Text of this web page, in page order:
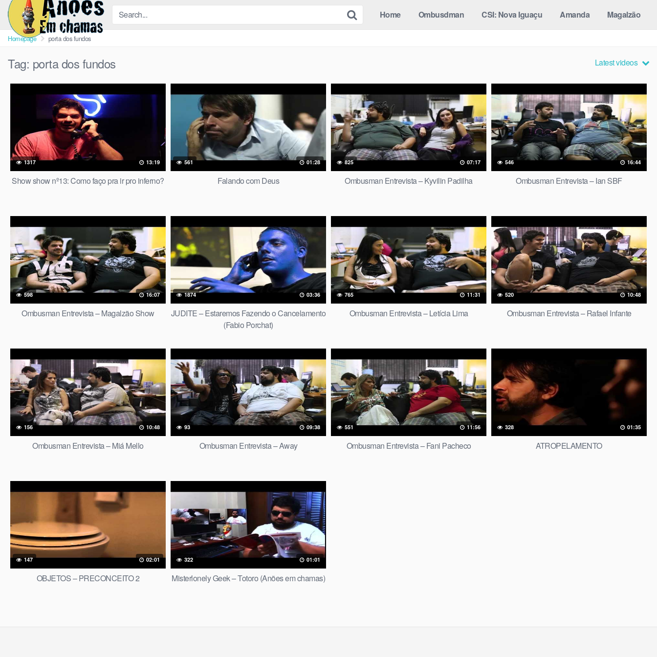
Skip
content
Home Ombusdman CSI: Nova Iguaçu Amanda Magalzão
Homepage porta dos fundos
Tag: porta dos fundos Latest videos
1317 13:19
Show show nº13: Como faço pra ir pro inferno?
561 01:28
Falando com Deus
825 07:17
Ombusman Entrevista – Kyvilin Padilha
546 16:44
Ombusman Entrevista – Ian SBF
598 16:07
Ombusman Entrevista – Magalzão Show
1874 03:36
JUDITE – Estaremos Fazendo o Cancelamento
(Fabio Porchat)
765 11:31
Ombusman Entrevista – Letícia Lima
520 10:48
Ombusman Entrevista – Rafael Infante
156 10:48
Ombusman Entrevista – Miá Mello
93 09:38
Ombusman Entrevista – Away
551 11:56
Ombusman Entrevista – Fani Pacheco
328 01:35
ATROPELAMENTO
147 02:01
OBJETOS – PRECONCEITO 2
322 01:01
Misterlonely Geek – Totoro (Anões em chamas)